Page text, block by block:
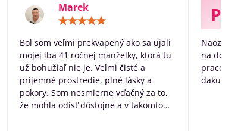
Marek
/
5
Bol som veľmi prekvapený ako sa ujali
mojej iba 41 ročnej manželky, ktorá tu
už bohužiaľ nie je. Velmi čisté a
príjemné prostredie, plné lásky a
pokory. Som nesmierne vďačný za to,
že mohla odísť dôstojne a v takomto
P
Naozaj
na
ďakujem